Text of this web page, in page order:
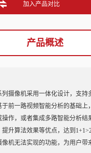
加入产品对比
产品概述
摄像机采用一体化设计，支持
于前一路视频智能分析的基础上
操作，或者集成多路智能分析结
升算法效果等优点，达到
机无法实现的功能，为用户带